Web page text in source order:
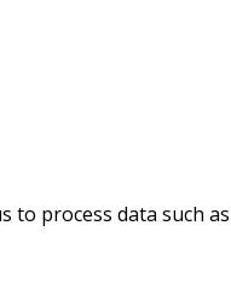
to process data such as